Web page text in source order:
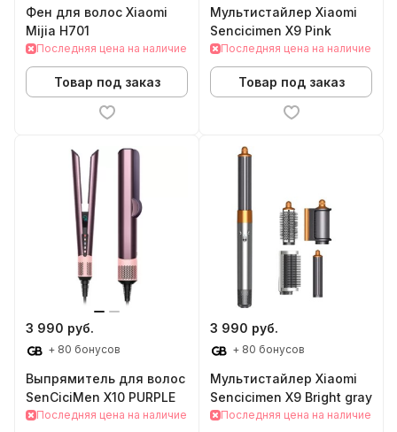
Фен для волос Xiaomi
Mijia H701
Последняя цена на наличие
Товар под заказ
Мультистайлер Xiaomi
Sencicimen X9 Pink
Последняя цена на наличие
Товар под заказ
3 990 руб.
+ 80 бонусов
Выпрямитель для волос
SenCiciMen X10 PURPLE
Последняя цена на наличие
3 990 руб.
+ 80 бонусов
Мультистайлер Xiaomi
Sencicimen X9 Bright gray
Последняя цена на наличие